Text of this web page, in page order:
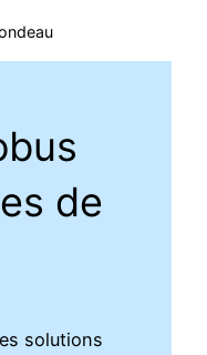
de
solutions